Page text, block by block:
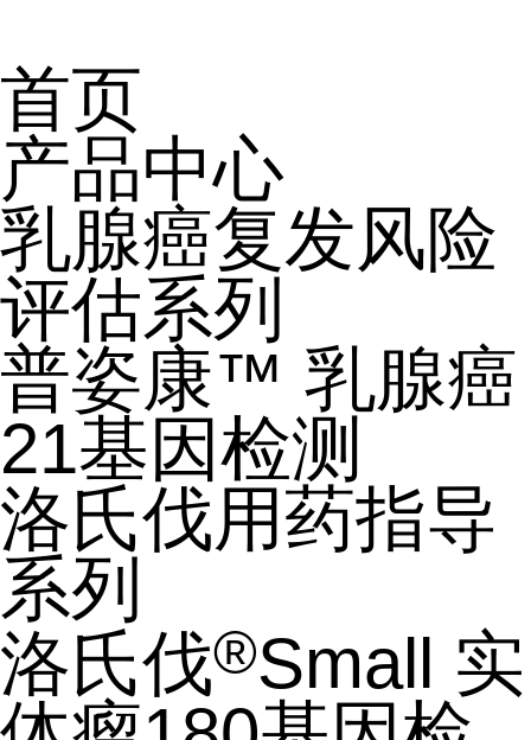
首页
产品中心
乳腺癌复发风险
评估系列
普姿康™ 乳腺癌
21基因检测
洛氏伐用药指导
系列
洛氏伐®Small 实